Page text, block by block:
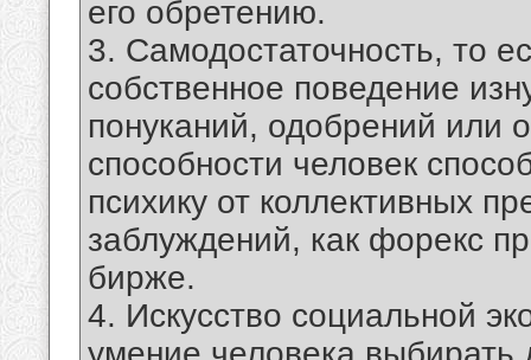
его обретению.
3. Самодостаточность, то
собственное поведение
понуканий, одобрений или
способности человек
психику от коллективных
заблуждений, как форекс
бирже.
4. Искусство социальной